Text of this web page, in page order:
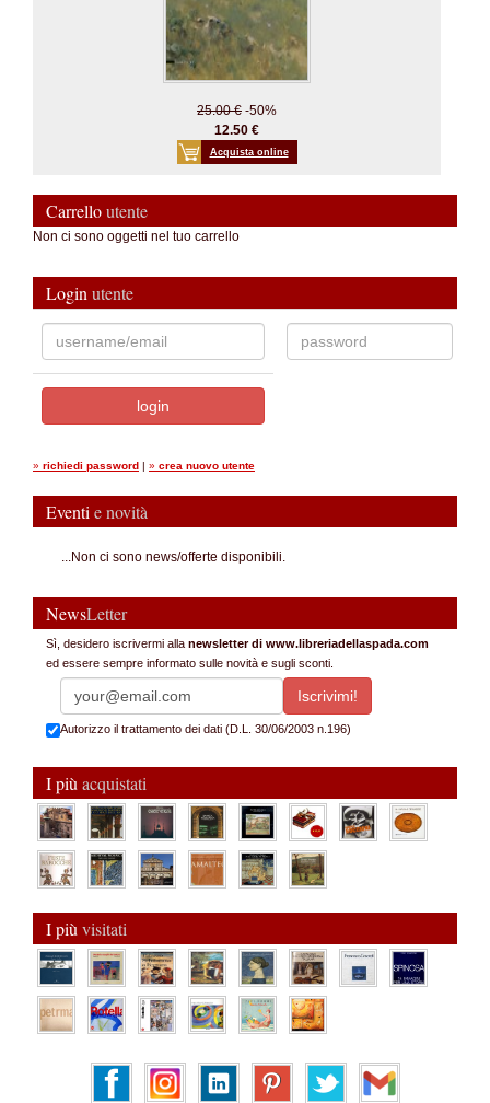
25.00 € -50%
12.50 €
Acquista online
Carrelloutente
Non ci sono oggetti nel tuo carrello
Login utente
» richiedi password | » crea nuovo utente
Eventi e novità
...Non ci sono news/offerte disponibili.
NewsLetter
Sì, desidero iscrivermi alla newsletter di www.libreriadellaspada.com
ed essere sempre informato sulle novità e sugli sconti.
Autorizzo il trattamento dei dati (D.L. 30/06/2003 n.196)
I più acquistati
I più visitati